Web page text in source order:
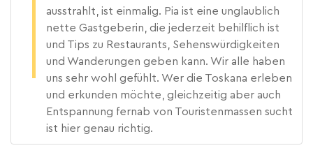
ausstrahlt, ist einmalig. Pia ist eine unglaublich
nette Gastgeberin, die jederzeit behilflich ist
und Tips zu Restaurants, Sehenswürdigkeiten
und Wanderungen geben kann. Wir alle haben
uns sehr wohl gefühlt. Wer die Toskana erleben
und erkunden möchte, gleichzeitig aber auch
Entspannung fernab von Touristenmassen sucht
ist hier genau richtig.